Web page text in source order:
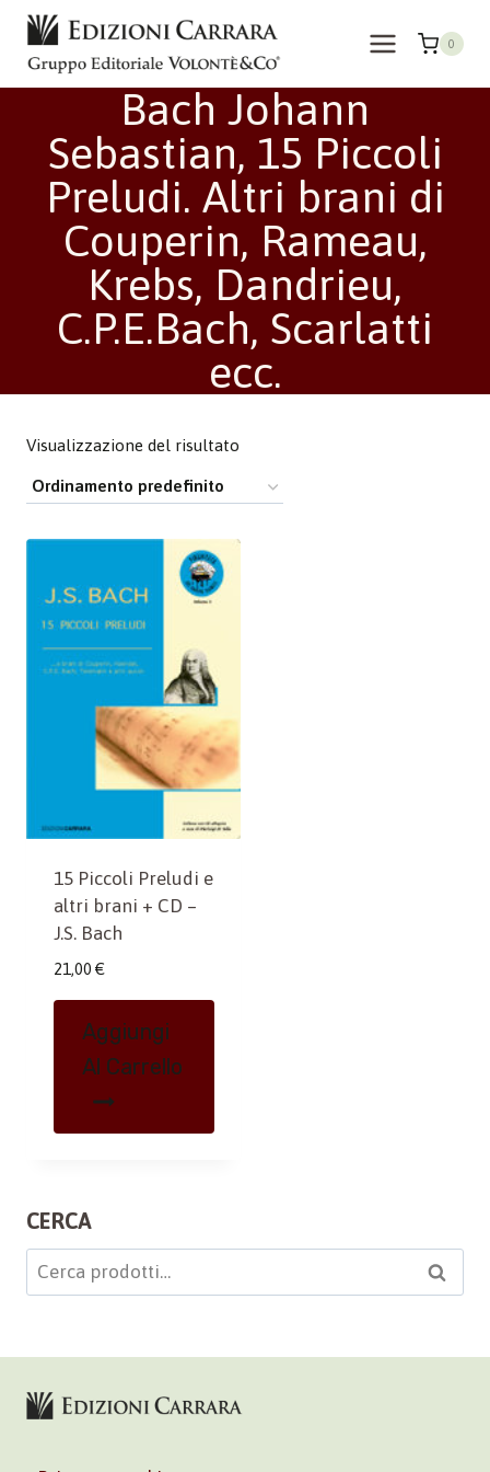
Salta
contenuto
0
Bach Johann
Sebastian, 15 Piccoli
Preludi. Altri brani di
Couperin, Rameau,
Krebs, Dandrieu,
C.P.E.Bach, Scarlatti
ecc.
Visualizzazione del risultato
15 Piccoli Preludi e
altri brani + CD –
J.S. Bach
21,00 €
Aggiungi
Al Carrello
CERCA
Cerca: Cerca